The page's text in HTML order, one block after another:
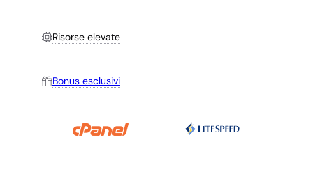
Risorse elevate
Bonus esclusivi